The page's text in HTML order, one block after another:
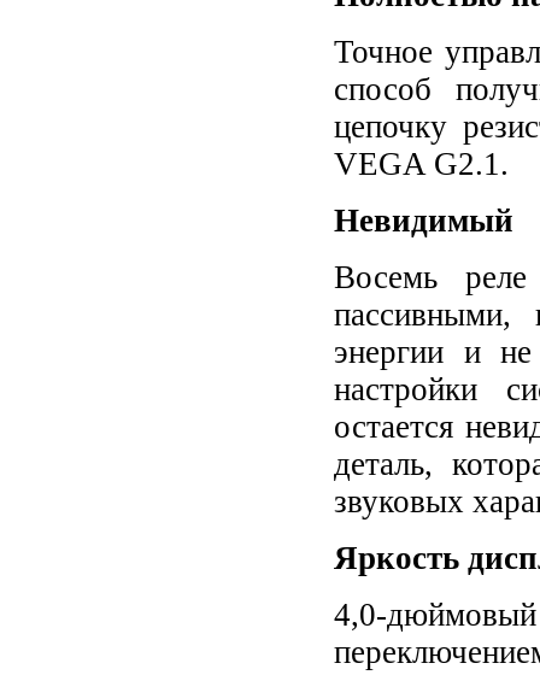
Точное
способ
цепочку
VEGA G2.1.
Невидимый
Восемь
пассивными,
энергии и не
настройки
остается
деталь,
звуковых
Яркость
4,0-дюймовый